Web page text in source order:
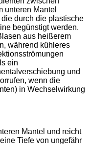
unteren Mantel
durch die plastische
begünstigt werden.
aus heißerem
während kühleres
ein
und
wenn die
in Wechselwirkung
Mantel und reicht
Tiefe von ungefähr